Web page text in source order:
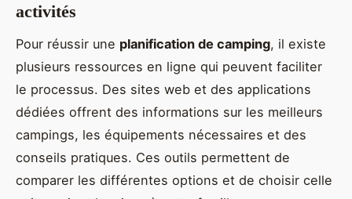
activités
Pour réussir une planification de camping, il existe
plusieurs ressources en ligne qui peuvent faciliter
le processus. Des sites web et des applications
dédiées offrent des informations sur les meilleurs
campings, les équipements nécessaires et des
conseils pratiques. Ces outils permettent de
comparer les différentes options et de choisir celle